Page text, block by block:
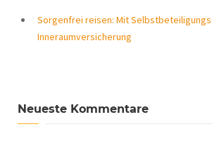
Sorgenfrei reisen: Mit
Inneraumversicherung
Neueste Kommentare